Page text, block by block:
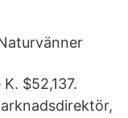
$52,137.